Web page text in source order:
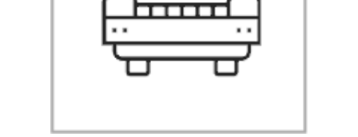
פלנצ'ות
למעבר לעמוד